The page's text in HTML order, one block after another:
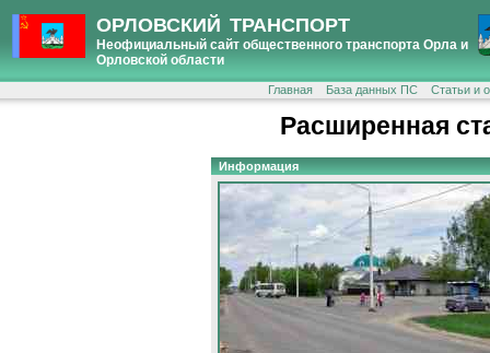
ОРЛОВСКИЙ ТРАНСПОРТ
Неофициальный сайт общественного транспорта Орла и
Орловской области
Главная База данных ПС Статьи и
Расширенная
Информация